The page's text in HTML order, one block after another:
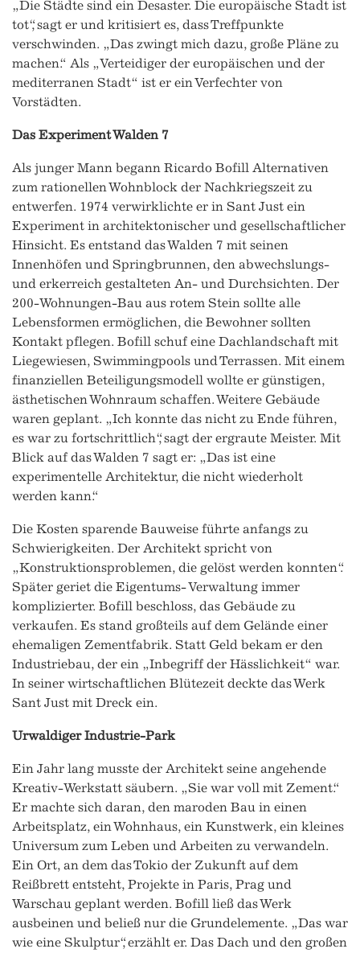
„Die Städte sind ein Desaster. Die europäische Stadt ist
tot“, sagt er und kritisiert es, dass Treffpunkte
verschwinden. „Das zwingt mich dazu, große Pläne zu
machen.“ Als „Verteidiger der europäischen und der
mediterranen Stadt“ ist er ein Verfechter von
Vorstädten.
Das Experiment Walden 7
Als junger Mann begann Ricardo Bofill Alternativen
zum rationellen Wohnblock der Nachkriegszeit zu
entwerfen. 1974 verwirklichte er in Sant Just ein
Experiment in architektonischer und gesellschaftlicher
Hinsicht. Es entstand das Walden 7 mit seinen
Innenhöfen und Springbrunnen, den abwechslungs-
und erkerreich gestalteten An- und Durchsichten. Der
200-Wohnungen-Bau aus rotem Stein sollte alle
Lebensformen ermöglichen, die Bewohner sollten
Kontakt pflegen. Bofill schuf eine Dachlandschaft mit
Liegewiesen, Swimmingpools und Terrassen. Mit einem
finanziellen Beteiligungsmodell wollte er günstigen,
ästhetischen Wohnraum schaffen. Weitere Gebäude
waren geplant. „Ich konnte das nicht zu Ende führen,
es war zu fortschrittlich“, sagt der ergraute Meister. Mit
Blick auf das Walden 7 sagt er: „Das ist eine
experimentelle Architektur, die nicht wiederholt
werden kann.“
Die Kosten sparende Bauweise führte anfangs zu
Schwierigkeiten. Der Architekt spricht von
„Konstruktionsproblemen, die gelöst werden konnten“.
Später geriet die Eigentums- Verwaltung immer
komplizierter. Bofill beschloss, das Gebäude zu
verkaufen. Es stand großteils auf dem Gelände einer
ehemaligen Zementfabrik. Statt Geld bekam er den
Industriebau, der ein „Inbegriff der Hässlichkeit“ war.
In seiner wirtschaftlichen Blütezeit deckte das Werk
Sant Just mit Dreck ein.
Urwaldiger Industrie-Park
Ein Jahr lang musste der Architekt seine angehende
Kreativ-Werkstatt säubern. „Sie war voll mit Zement.“
Er machte sich daran, den maroden Bau in einen
Arbeitsplatz, ein Wohnhaus, ein Kunstwerk, ein kleines
Universum zum Leben und Arbeiten zu verwandeln.
Ein Ort, an dem das Tokio der Zukunft auf dem
Reißbrett entsteht, Projekte in Paris, Prag und
Warschau geplant werden. Bofill ließ das Werk
ausbeinen und beließ nur die Grundelemente. „Das war
wie eine Skulptur“, erzählt er. Das Dach und den großen